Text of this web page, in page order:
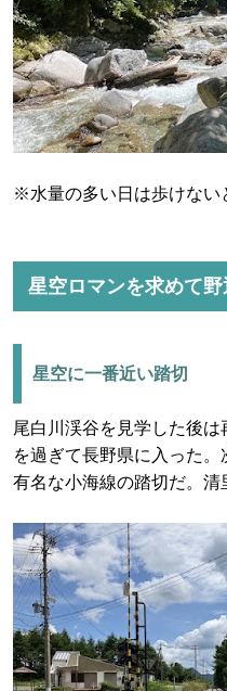
※水量の多い日は歩けない
星空ロマンを求めて野
星空に一番近い踏切
尾白川渓谷を見学した後
を過ぎて長野県に入った
有名な小海線の踏切だ。清